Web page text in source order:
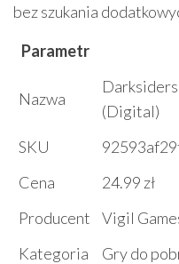
bez szukania
Parametr
Nazwa
(Digital)
SKU
Cena
24.99 zł
Producent
Vigil
Kategoria
Gry do